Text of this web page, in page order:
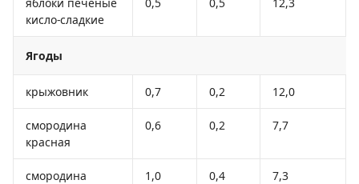
кисло-сладкие
Ягоды
крыжовник 0,7 0,2 12,0
смородина
красная
0,6 0,2 7,7
смородина
1,0 0,4 7,3